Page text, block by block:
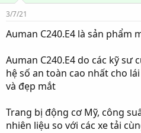
3/7/21
Auman C240.E4 là sản phẩm
Auman C240.E4 do các kỹ sư
hệ số an toàn cao nhất cho
và đẹp mắt
Trang bị động cơ Mỹ, công
nhiên liệu so với các xe tải